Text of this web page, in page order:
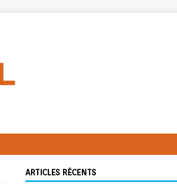
ARTICLES RÉCENTS